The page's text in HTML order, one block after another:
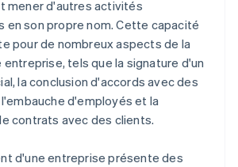
mener d'autres activités
en son propre nom. Cette capacité
pour de nombreux aspects de la
tels que la signature d'un
la conclusion d'accords avec des
d'employés et la
contrats avec des clients.
d'une entreprise présente des